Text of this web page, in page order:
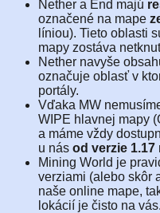
Nether a End majú
označené na mape
líniou). Tieto oblasti
mapy zostáva
Nether navyše
označuje oblasť v
portály.
Vďaka MW
WIPE hlavnej mapy
a máme vždy
u nás od verzie 1.17
Mining World je
verziami (alebo skôr
naše online mape,
lokácií je čisto na vás.